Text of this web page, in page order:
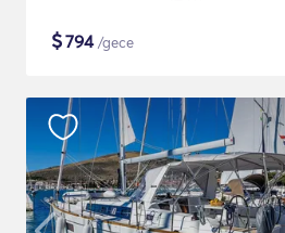
$794/gece